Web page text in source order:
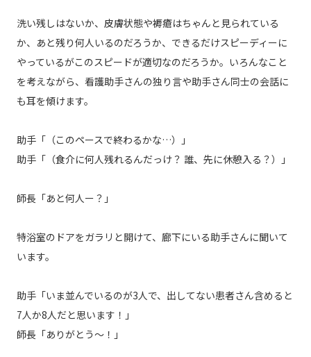
洗い残しはないか、皮膚状態や褥瘡はちゃんと見られている
か、あと残り何人いるのだろうか、できるだけスピーディーに
やっているがこのスピードが適切なのだろうか。いろんなこと
を考えながら、看護助手さんの独り言や助手さん同士の会話に
も耳を傾けます。
助手「（このペースで終わるかな…）」
助手「（食介に何人残れるんだっけ？ 誰、先に休憩入る？）」
師長「あと何人ー？」
特浴室のドアをガラリと開けて、廊下にいる助手さんに聞いて
います。
助手「いま並んでいるのが3人で、出してない患者さん含めると
7人か8人だと思います！」
師長「ありがとう〜！」